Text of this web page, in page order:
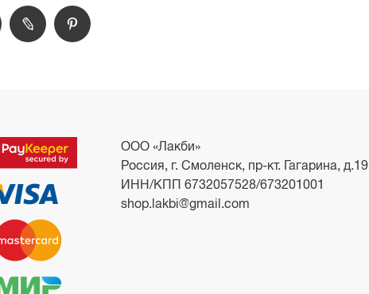
ООО «Лакби»
Россия, г. Смоленск, пр-кт. Гагарина, д.19
ИНН/КПП 6732057528/673201001
shop.lakbi@gmail.com